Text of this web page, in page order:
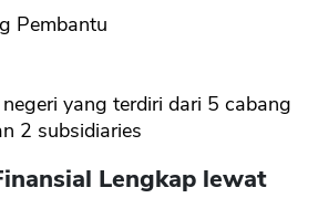
Pembantu
yang terdiri dari 5 cabang
2 subsidiaries
Lengkap lewat